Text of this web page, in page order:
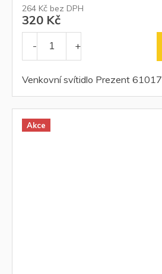
264 Kč bez DPH
320 Kč
Venkovní svítidlo Prezent 61017
Akce